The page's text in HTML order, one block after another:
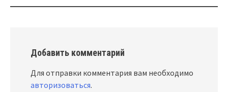
Добавить комментарий
Для отправки комментария вам необходимо
авторизоваться.